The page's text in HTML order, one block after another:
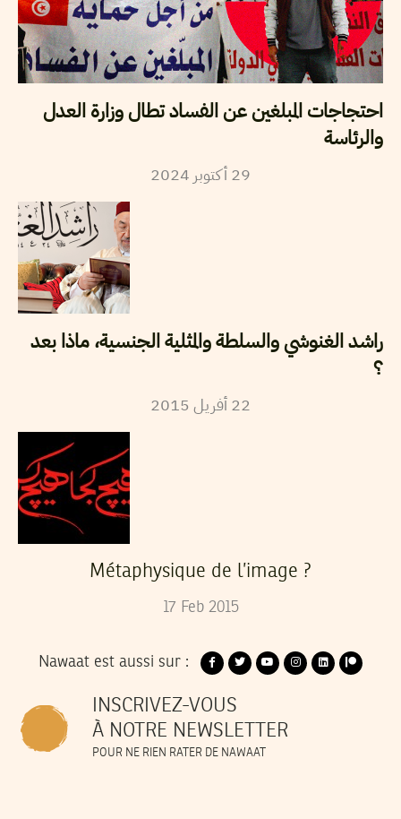
احتجاجات المبلغين عن الفساد تطال وزارة العدل
والرئاسة
29أكتوبر 2024
راشد الغنوشي والسلطة والمثلية الجنسية، ماذا بعد
؟
22أفريل2015
Métaphysique de l’image ?
17 Feb 2015
Nawaat est aussi sur :
INSCRIVEZ-VOUS
À NOTRE NEWSLETTER
POUR NE RIEN RATER DE NAWAAT